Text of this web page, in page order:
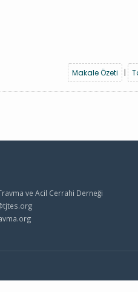
Makale Özeti
|
ve Acil Cerrahi Derneği